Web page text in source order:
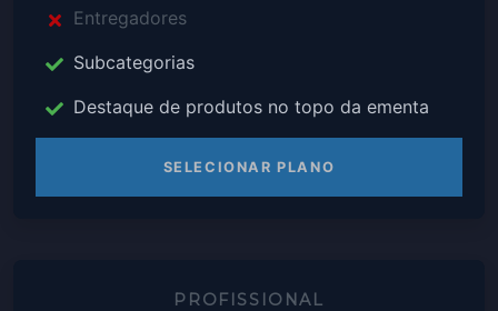
Entregadores
Subcategorias
Destaque de produtos no topo da ementa
SELECIONAR PLANO
PROFISSIONAL